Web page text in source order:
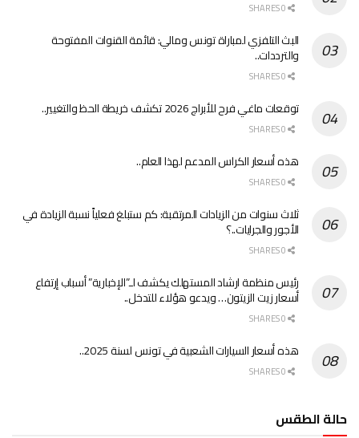
البث التلفزي لمباراة تونس ومالي: قائمة القنوات المفتوحة
والترددات..
توقعات ماغي فرح للأبراج 2026 تكشف خريطة الحظ والتغيير..
هذه أسعار الكراس المدعم لهذا العام..
ثلاث سنوات من الزيادات المرتقبة: كم ستبلغ فعلياً نسبة الزيادة في
الأجور والجرايات..؟
رئيس منظمة ارشاد المستهلك يكشف لـ”الإخبارية” أسباب إرتفاع
أسعار زيت الزيتون… ويدعو هؤلاء للتدخل..
هذه أسعار السيارات الشعبية في تونس لسنة 2025..
حالة الطقس